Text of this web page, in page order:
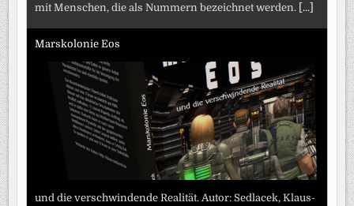
mit Menschen, die als Nummern bezeichnet werden.
[...]
Marskolonie Eos
und die verschwindende Realität. Autor: Sedlacek, Klaus-